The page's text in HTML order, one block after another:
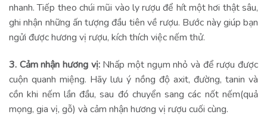
nhanh. Tiếp theo chúi mũi vào ly rượu để hít một hơi thật sâu,
ghi nhận những ấn tượng đầu tiên về rượu. Bước này giúp bạn
ngửi được hương vị rượu, kích thích việc nếm thử.
3. Cảm nhận hương vị:Nhấp một ngụm nhỏ và để rượu được
cuộn quanh miệng. Hãy lưu ý nồng độ axit, đường, tanin và
cồn khi nếm lần đầu, sau đó chuyển sang các nốt nếm(quả
mọng, gia vị, gỗ) và cảm nhận hương vị rượu cuối cùng.